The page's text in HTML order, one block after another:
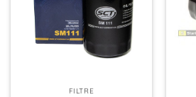
FILTRE